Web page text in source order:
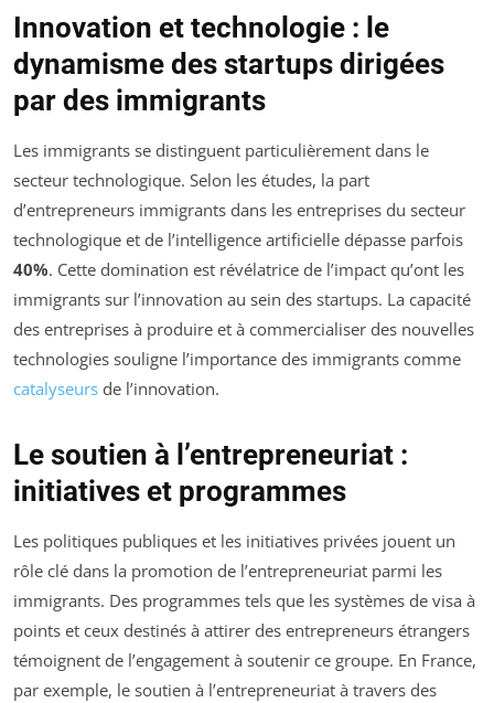
Innovation et technologie : le
dynamisme des startups dirigées
par des immigrants
Les immigrants se distinguent particulièrement dans le
secteur technologique. Selon les études, la part
d’entrepreneurs immigrants dans les entreprises du secteur
technologique et de l’intelligence artificielle dépasse parfois
40%. Cette domination est révélatrice de l’impact qu’ont les
immigrants sur l’innovation au sein des startups. La capacité
des entreprises à produire et à commercialiser des nouvelles
technologies souligne l’importance des immigrants comme
catalyseurs de l’innovation.
Le soutien à l’entrepreneuriat :
initiatives et programmes
Les politiques publiques et les initiatives privées jouent un
rôle clé dans la promotion de l’entrepreneuriat parmi les
immigrants. Des programmes tels que les systèmes de visa à
points et ceux destinés à attirer des entrepreneurs étrangers
témoignent de l’engagement à soutenir ce groupe. En France,
par exemple, le soutien à l’entrepreneuriat à travers des